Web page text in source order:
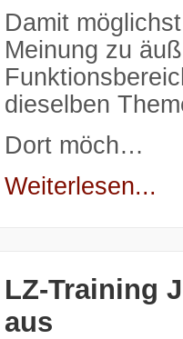
Damit
Meinung zu
dieselben
Dort möch…
Weiterlesen...
LZ-Training
aus